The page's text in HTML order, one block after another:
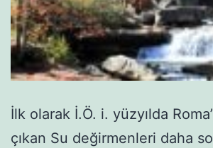
İlk olarak İ.Ö. i. yüzyılda
çıkan Su değirmenleri daha